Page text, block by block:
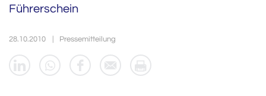
Führerschein
28.10.2010 Pressemitteilung